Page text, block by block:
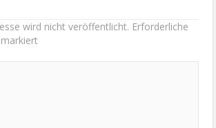
wird nicht veröffentlicht. Erforderliche
markiert